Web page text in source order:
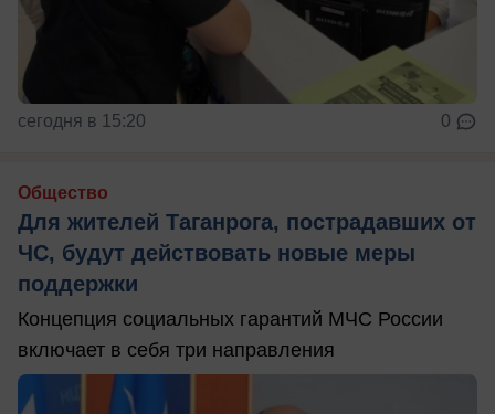
сегодня в 15:20 0
Общество
Для жителей Таганрога, пострадавших от
ЧС, будут действовать новые меры
поддержки
Концепция социальных гарантий МЧС России
включает в себя три направления